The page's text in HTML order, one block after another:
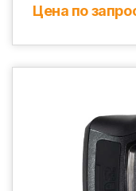
Цена по